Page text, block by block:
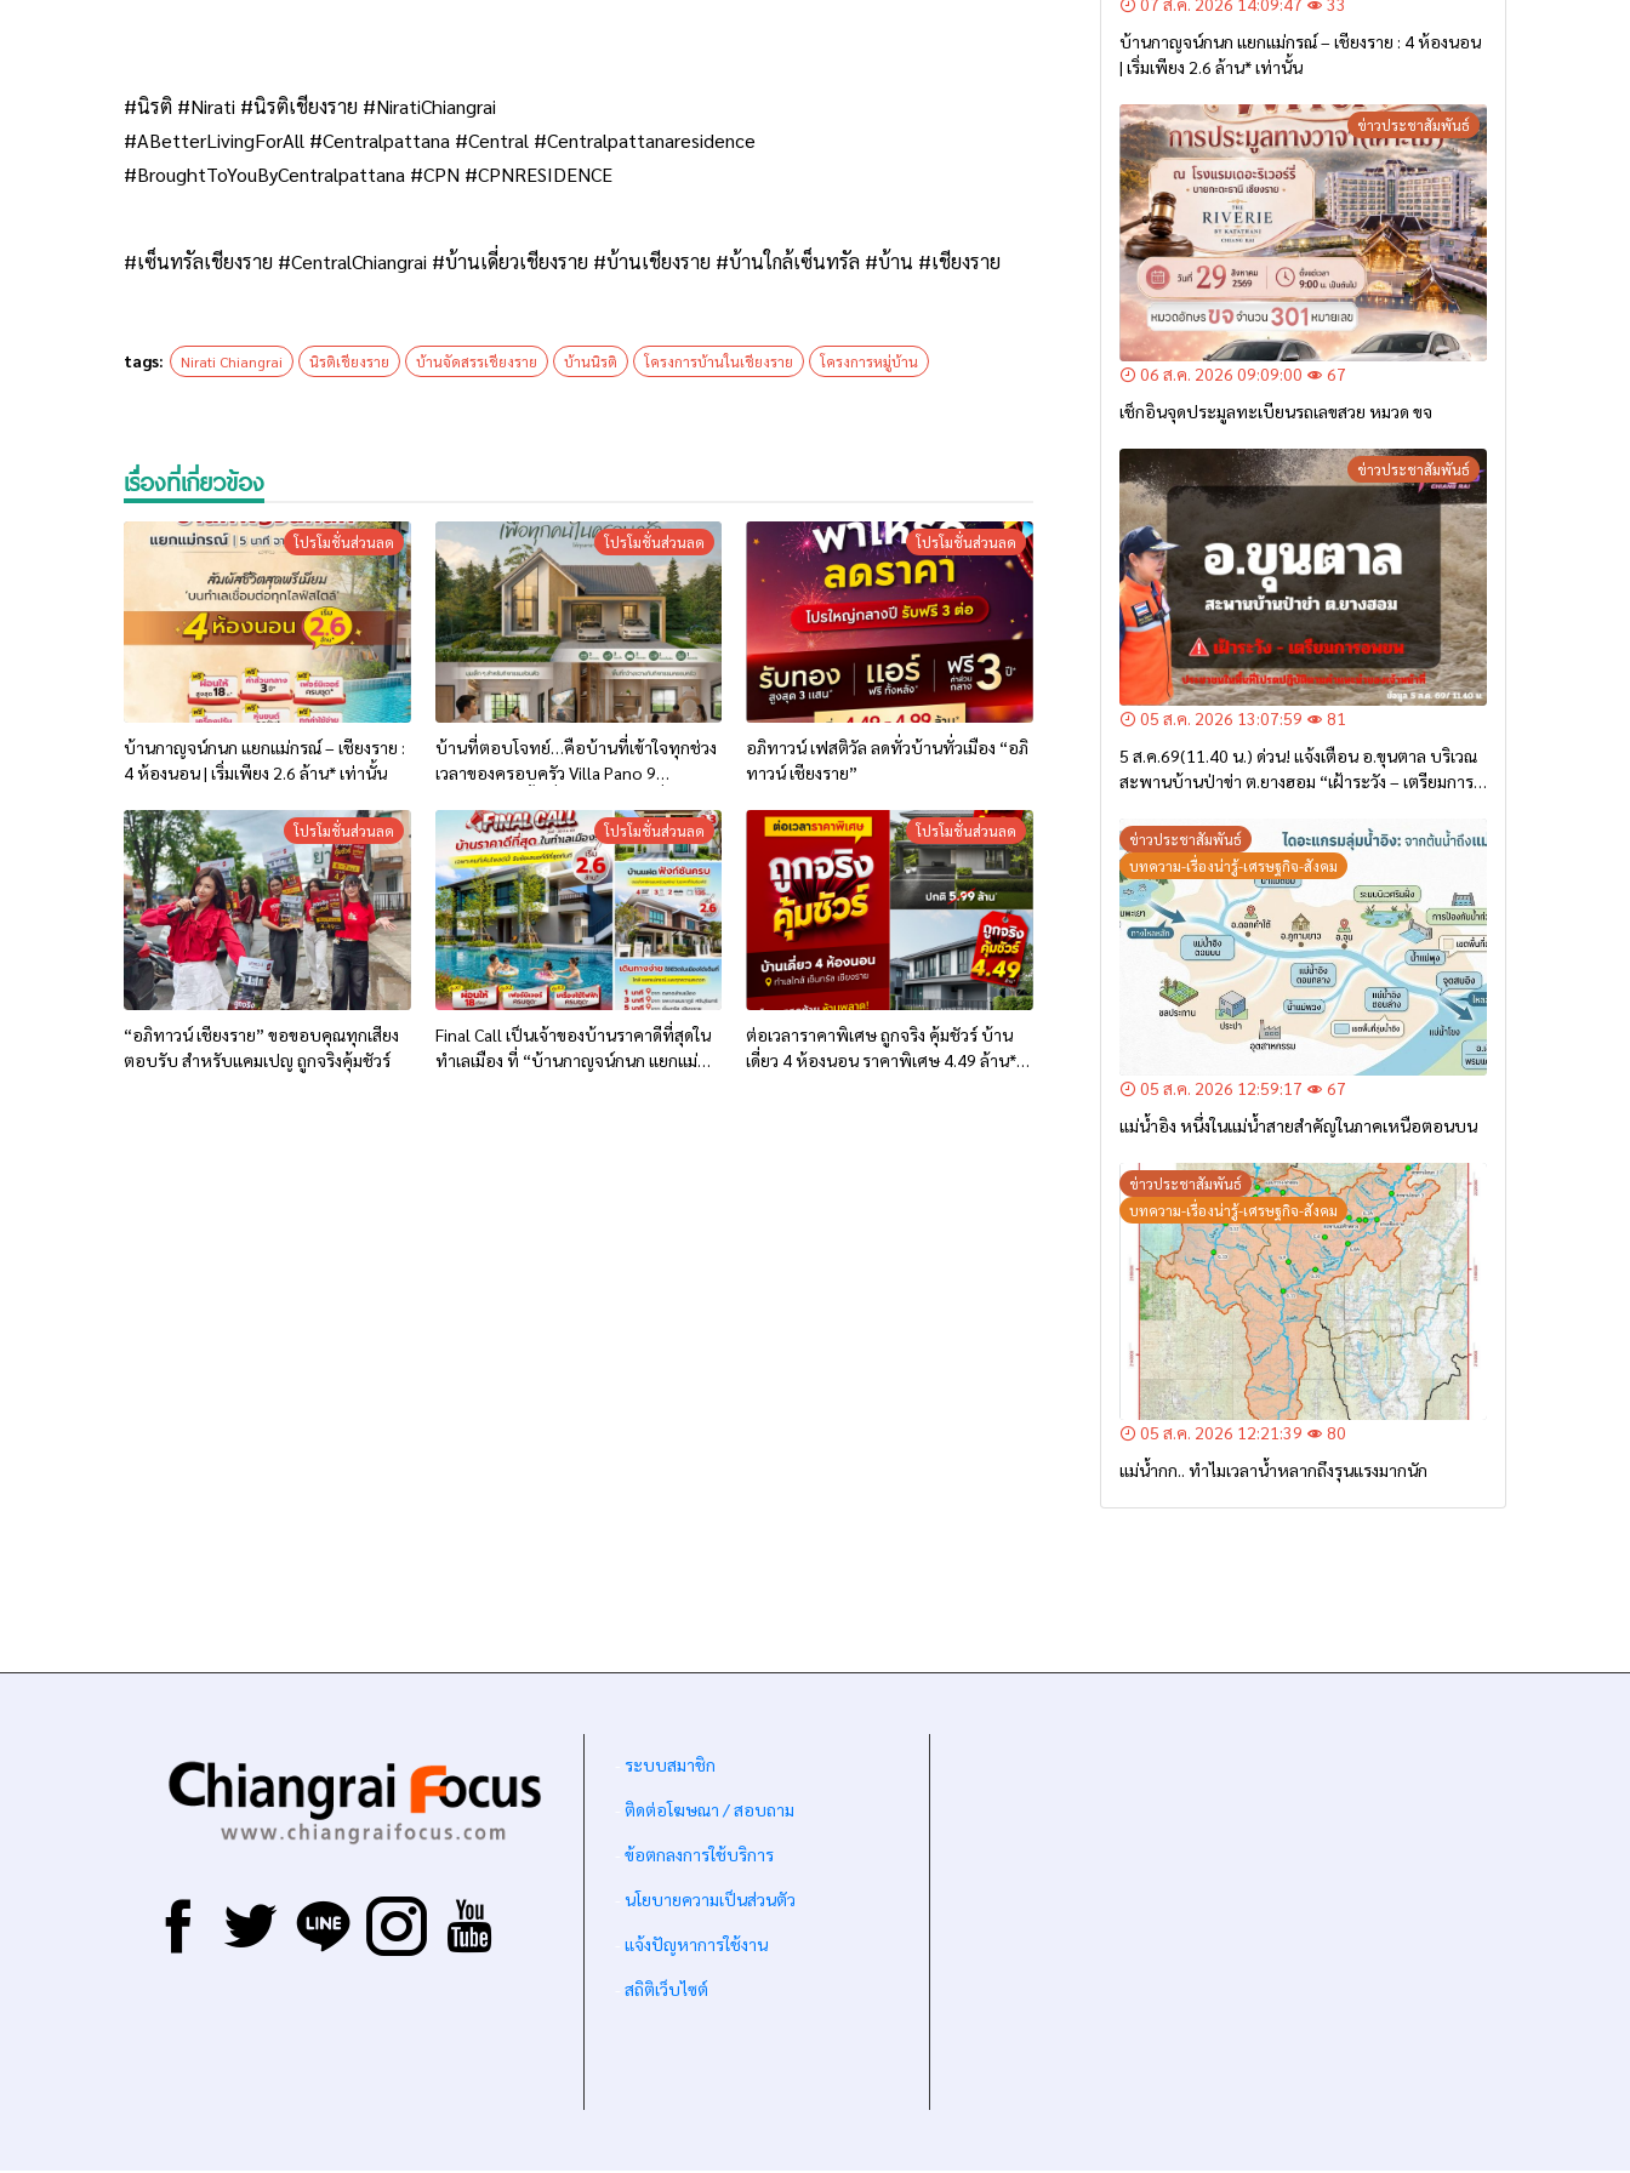
#นิรติ​ #Nirati​ #นิรติเชียงราย​ #NiratiChiangrai
#ABetterLivingForAll #Centralpattana #Central #Centralpattanaresidence
#BroughtToYouByCentralpattana #CPN #CPNRESIDENCE
#เซ็นทรัลเชียงราย #CentralChiangrai #บ้านเดี่ยวเชียงราย #บ้านเชียงราย #บ้านใกล้เซ็นทรัล #บ้าน #เชียงราย
tags: Nirati Chiangrai นิรติเชียงราย บ้านจัดสรรเชียงราย บ้านนิรติ โครงการบ้านในเชียงราย โครงการหมู่บ้าน
เรื่องที่เกี่ยวข้อง
โปรโมชั่นส่วนลด
บ้านกาญจน์กนก แยกแม่กรณ์ – เชียงราย :
4 ห้องนอน | เริ่มเพียง 2.6 ล้าน* เท่านั้น
โปรโมชั่นส่วนลด
บ้านที่ตอบโจทย์…คือบ้านที่เข้าใจทุกช่วง
เวลาของครอบครัว Villa Pano 9
งานจริง”
โปรโมชั่นส่วนลด
อภิทาวน์ เฟสติวัล ลดทั่วบ้านทั่วเมือง “อภิ
ทาวน์ เชียงราย”
โปรโมชั่นส่วนลด
“อภิทาวน์ เชียงราย” ขอขอบคุณทุกเสียง
ตอบรับ สำหรับแคมเปญ ถูกจริงคุ้มชัวร์
โปรโมชั่นส่วนลด
Final Call เป็นเจ้าของบ้านราคาดีที่สุดใน
ทำเลเมือง ที่ “บ้านกาญจน์กนก แยกแม่
โปรโมชั่นส่วนลด
ต่อเวลาราคาพิเศษ ถูกจริง คุ้มชัวร์ บ้าน
เดี่ยว 4 ห้องนอน ราคาพิเศษ 4.49 ล้าน* ที่
บ้านกาญจน์กนก แยกแม่กรณ์ – เชียงราย : 4 ห้องนอน
| เริ่มเพียง 2.6 ล้าน* เท่านั้น
ข่าวประชาสัมพันธ์
06 ส.ค. 2026 09:09:00
67
เช็กอินจุดประมูลทะเบียนรถเลขสวย หมวด ขจ
ข่าวประชาสัมพันธ์
05 ส.ค. 2026 13:07:59
81
5 ส.ค.69(11.40 น.) ด่วน! แจ้งเตือน อ.ขุนตาล บริเวณ
สะพานบ้านป่าข่า ต.ยางฮอม “เฝ้าระวัง – เตรียมการ
ข่าวประชาสัมพันธ์
บทความ-เรื่องน่ารู้-เศรษฐกิจ-สังคม
05 ส.ค. 2026 12:59:17
67
แม่น้ำอิง หนึ่งในแม่น้ำสายสำคัญในภาคเหนือตอนบน
ข่าวประชาสัมพันธ์
บทความ-เรื่องน่ารู้-เศรษฐกิจ-สังคม
05 ส.ค. 2026 12:21:39
80
แม่น้ำกก.. ทำไมเวลาน้ำหลากถึงรุนแรงมากนัก
ระบบสมาชิก
ติดต่อโฆษณา / สอบถาม
ข้อตกลงการใช้บริการ
นโยบายความเป็นส่วนตัว
แจ้งปัญหาการใช้งาน
สถิติเว็บไซต์